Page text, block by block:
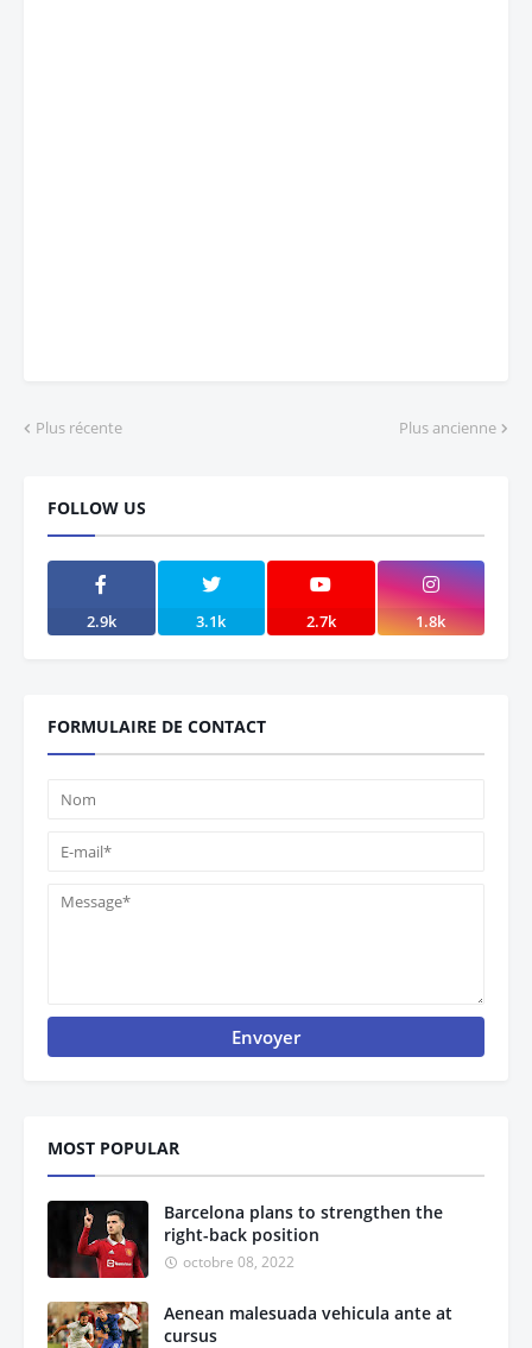
Plus récente Plus ancienne
FOLLOW US
2.9k 3.1k 2.7k 1.8k
FORMULAIRE DE CONTACT
MOST POPULAR
Barcelona plans to strengthen the
right-back position
octobre 08, 2022
Aenean malesuada vehicula ante at
cursus